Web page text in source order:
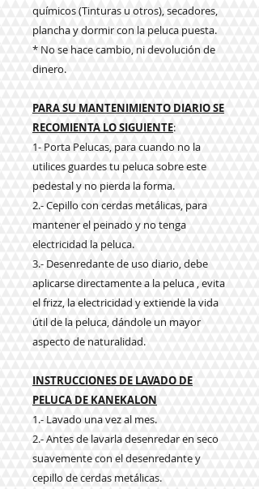
químicos (Tinturas u otros), secadores,
plancha y dormir con la peluca puesta.
* No se hace cambio, ni devolución de
dinero.
PARA SU MANTENIMIENTO DIARIO SE
RECOMIENTA LO SIGUIENTE:
1- Porta Pelucas, para cuando no la
utilices guardes tu peluca sobre este
pedestal y no pierda la forma.
2.- Cepillo con cerdas metálicas, para
mantener el peinado y no tenga
electricidad la peluca.
3.- Desenredante de uso diario, debe
aplicarse directamente a la peluca , evita
el frizz, la electricidad y extiende la vida
útil de la peluca, dándole un mayor
aspecto de naturalidad.
INSTRUCCIONES DE LAVADO DE
PELUCA DE KANEKALON
1.- Lavado una vez al mes.
2.- Antes de lavarla desenredar en seco
suavemente con el desenredante y
cepillo de cerdas metálicas.